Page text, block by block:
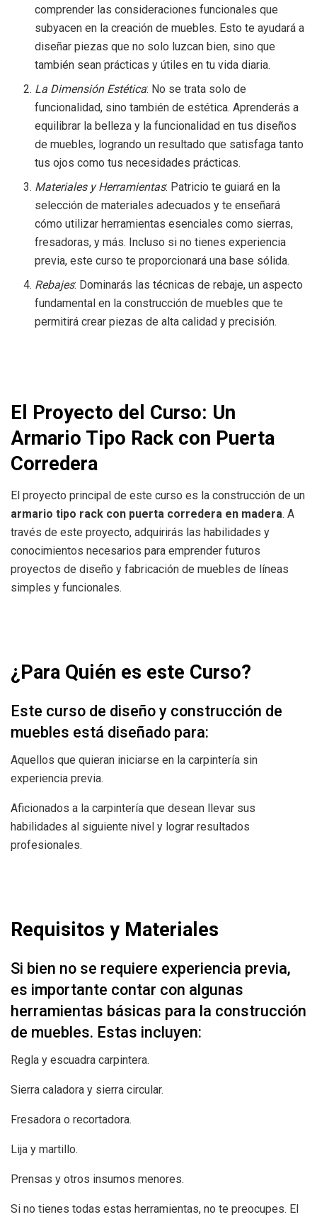
comprender las consideraciones funcionales que
subyacen en la creación de muebles. Esto te ayudará a
diseñar piezas que no solo luzcan bien, sino que
también sean prácticas y útiles en tu vida diaria.
La Dimensión Estética: No se trata solo de
funcionalidad, sino también de estética. Aprenderás a
equilibrar la belleza y la funcionalidad en tus diseños
de muebles, logrando un resultado que satisfaga tanto
tus ojos como tus necesidades prácticas.
Materiales y Herramientas: Patricio te guiará en la
selección de materiales adecuados y te enseñará
cómo utilizar herramientas esenciales como sierras,
fresadoras, y más. Incluso si no tienes experiencia
previa, este curso te proporcionará una base sólida.
Rebajes: Dominarás las técnicas de rebaje, un aspecto
fundamental en la construcción de muebles que te
permitirá crear piezas de alta calidad y precisión.
El Proyecto del Curso: Un
Armario Tipo Rack con Puerta
Corredera
El proyecto principal de este curso es la construcción de un
armario tipo rack con puerta corredera en madera. A
través de este proyecto, adquirirás las habilidades y
conocimientos necesarios para emprender futuros
proyectos de diseño y fabricación de muebles de líneas
simples y funcionales.
¿Para Quién es este Curso?
Este curso de diseño y construcción de
muebles está diseñado para:
Aquellos que quieran iniciarse en la carpintería sin
experiencia previa.
Aficionados a la carpintería que desean llevar sus
habilidades al siguiente nivel y lograr resultados
profesionales.
Requisitos y Materiales
Si bien no se requiere experiencia previa,
es importante contar con algunas
herramientas básicas para la construcción
de muebles. Estas incluyen:
Regla y escuadra carpintera.
Sierra caladora y sierra circular.
Fresadora o recortadora.
Lija y martillo.
Prensas y otros insumos menores.
Si no tienes todas estas herramientas, no te preocupes. El